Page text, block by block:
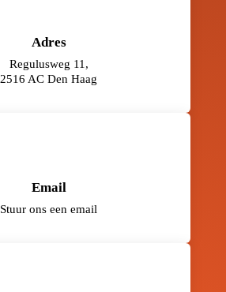
Adres
Regulusweg 11,
2516 AC Den Haag
Email
Stuur ons een email